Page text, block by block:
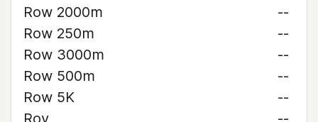
Row 2000m
--
Row 250m
--
Row 3000m
--
Row 500m
--
Row 5K
--
Roy
--